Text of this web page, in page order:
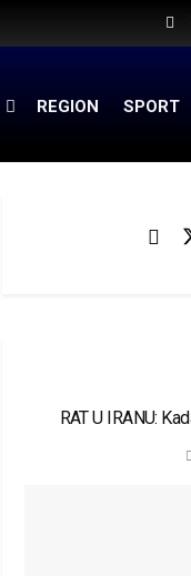
REGION SPORT
RAT U IRANU: